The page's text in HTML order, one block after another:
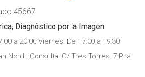
45667
Diagnóstico por la Imagen
a 20:00 Viernes: De 17:00 a 19:30
Nord Consulta: C/ Tres Torres, 7 Plta